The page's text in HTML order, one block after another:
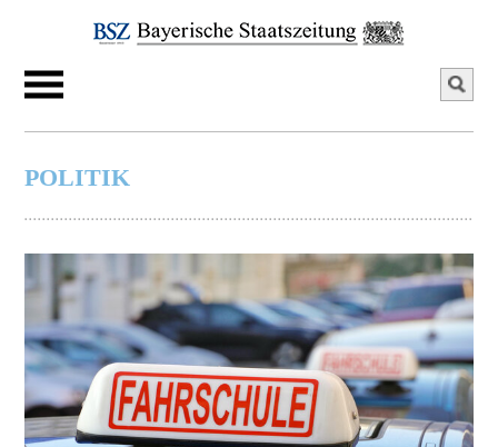
POLITIK